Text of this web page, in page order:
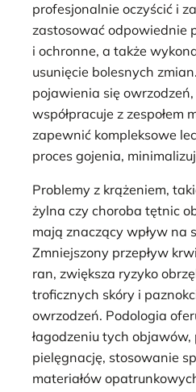
profesjonalnie oczyścić i
zastosować odpowiednie
i ochronne, a także
usunięcie bolesnych
pojawienia się
współpracuje z zespołem
zapewnić kompleksowe
proces gojenia,
Problemy z krążeniem,
żylna czy choroba tętnic
mają znaczący wpływ na
Zmniejszony przepływ
ran, zwiększa ryzyko
troficznych skóry i
owrzodzeń. Podologia
łagodzeniu tych
pielęgnację, stosowanie
materiałów